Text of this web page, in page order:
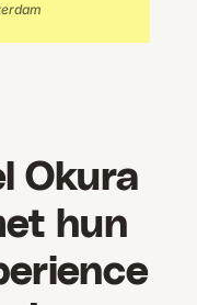
Okura
hun